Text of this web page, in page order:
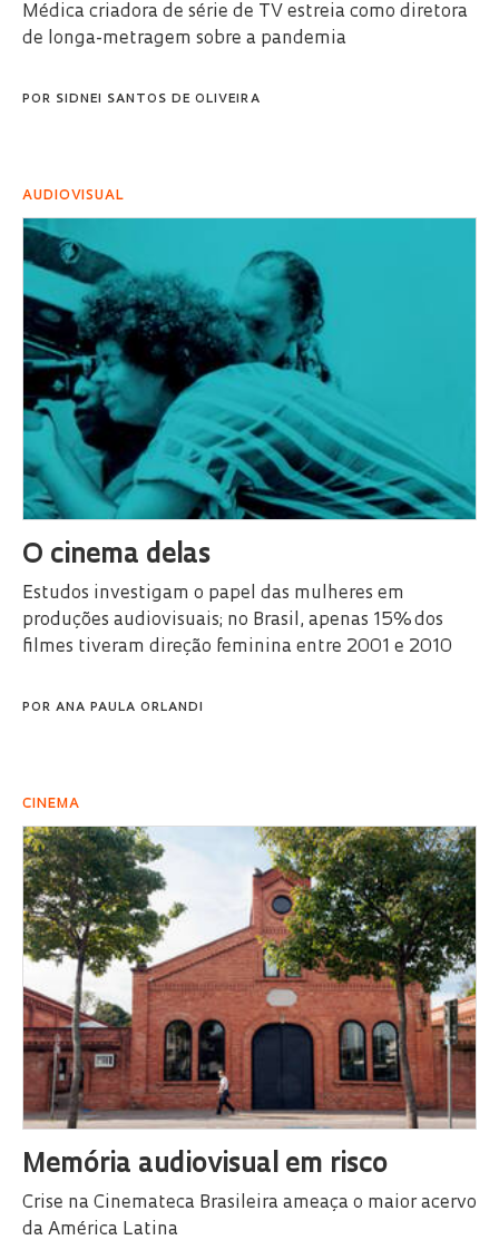
Médica criadora de série de TV estreia como diretora
de longa-metragem sobre a pandemia
POR SIDNEI SANTOS DE OLIVEIRA
AUDIOVISUAL
O cinema delas
Estudos investigam o papel das mulheres em
produções audiovisuais; no Brasil, apenas 15% dos
filmes tiveram direção feminina entre 2001 e 2010
POR ANA PAULA ORLANDI
CINEMA
Memória audiovisual em risco
Crise na Cinemateca Brasileira ameaça o maior acervo
da América Latina